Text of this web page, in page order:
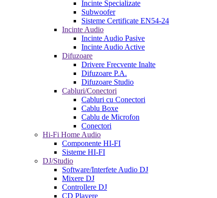
Incinte Specializate
Subwoofer
Sisteme Certificate EN54-24
Incinte Audio
Incinte Audio Pasive
Incinte Audio Active
Difuzoare
Drivere Frecvente Inalte
Difuzoare P.A.
Difuzoare Studio
Cabluri/Conectori
Cabluri cu Conectori
Cablu Boxe
Cablu de Microfon
Conectori
Hi-Fi Home Audio
Componente HI-FI
Sisteme HI-FI
DJ/Studio
Software/Interfete Audio DJ
Mixere DJ
Controllere DJ
CD Playere